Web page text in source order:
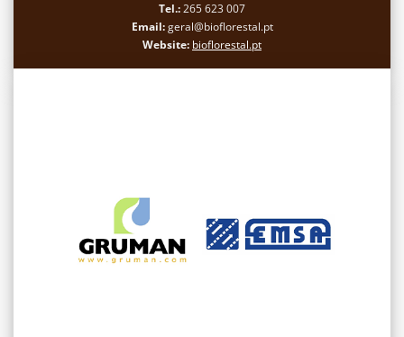
Tel.:265 623 007
Email:geral@bioflorestal.pt
Website: bioflorestal.pt